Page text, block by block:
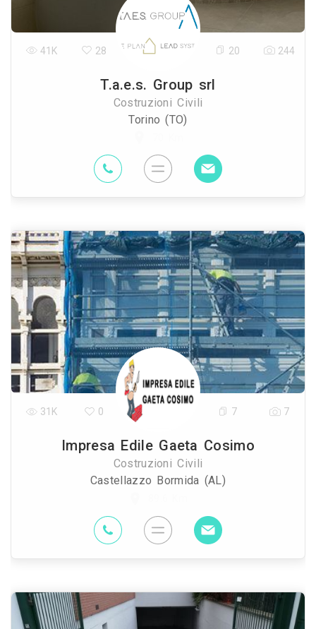
T.a.e.s. Group srl
Costruzioni Civili
Torino (TO)
41K 28 20 244
Impresa Edile Gaeta Cosimo
Costruzioni Civili
Castellazzo Bormida (AL)
31K 0 7 7